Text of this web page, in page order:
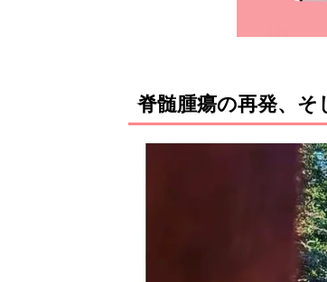
脊髄腫瘍の再発、そ